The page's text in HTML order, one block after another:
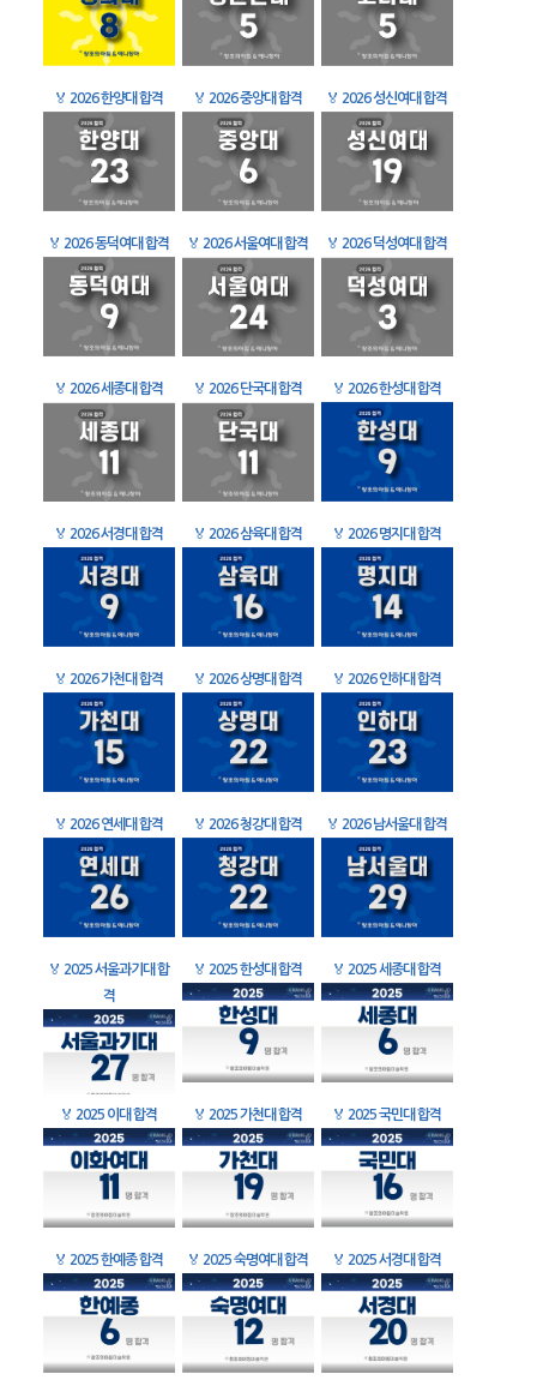
🏅 2026 한양대 합격 🏅 2026 중앙대 합격 🏅 2026 성신여대 합격
🏅 2026 동덕여대 합격 🏅 2026 서울여대 합격 🏅 2026 덕성여대 합격
🏅 2026 세종대 합격 🏅 2026 단국대 합격 🏅 2026 한성대 합격
🏅 2026 서경대 합격 🏅 2026 삼육대 합격 🏅 2026 명지대 합격
🏅 2026 가천대 합격 🏅 2026 상명대 합격 🏅 2026 인하대 합격
🏅 2026 연세대 합격 🏅 2026 청강대 합격 🏅 2026 남서울대 합격
🏅 2025 서울과기대 합
격
🏅 2025 한성대 합격 🏅 2025 세종대 합격
🏅 2025 이대 합격 🏅 2025 가천대 합격 🏅 2025 국민대 합격
🏅 2025 한예종 합격 🏅 2025 숙명여대 합격 🏅 2025 서경대 합격